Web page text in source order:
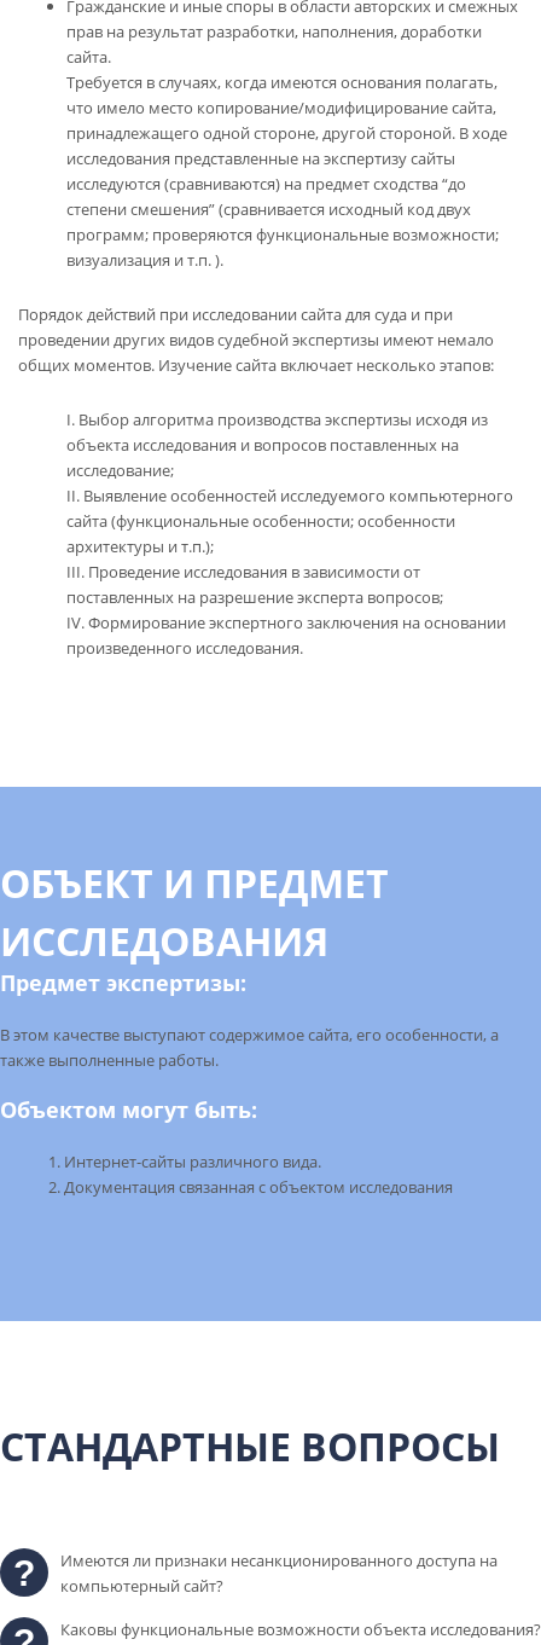
Гражданские и иные споры в области авторских и смежных
прав на результат разработки, наполнения, доработки
сайта.
Требуется в случаях, когда имеются основания полагать,
что имело место копирование/модифицирование сайта,
принадлежащего одной стороне, другой стороной. В ходе
исследования представленные на экспертизу сайты
исследуются (сравниваются) на предмет сходства “до
степени смешения” (сравнивается исходный код двух
программ; проверяются функциональные возможности;
визуализация и т.п. ).
Порядок действий при исследовании сайта для суда и при
проведении других видовсудебной экспертизы имеют немало
общих моментов. Изучение сайта включает несколько этапов:
Выбор алгоритма производства экспертизы исходя из
объекта исследования и вопросов поставленных на
исследование;
Выявление особенностей исследуемого компьютерного
сайта (функциональные особенности; особенности
архитектуры и т.п.);
Проведение исследования в зависимости от
поставленных на разрешение эксперта вопросов;
Формирование экспертного заключения на основании
произведенного исследования.
ОБЪЕКТ И ПРЕДМЕТ
ИССЛЕДОВАНИЯ
Предмет экспертизы:
В этом качестве выступают содержимое сайта, его особенности, а
также выполненные работы.
Объектом могут быть:
Интернет-сайты различного вида.
Документация связанная с объектом исследования
СТАНДАРТНЫЕ ВОПРОСЫ
Имеются ли признаки несанкционированного доступа на
компьютерный сайт?
Каковы функциональные возможности объекта исследования?